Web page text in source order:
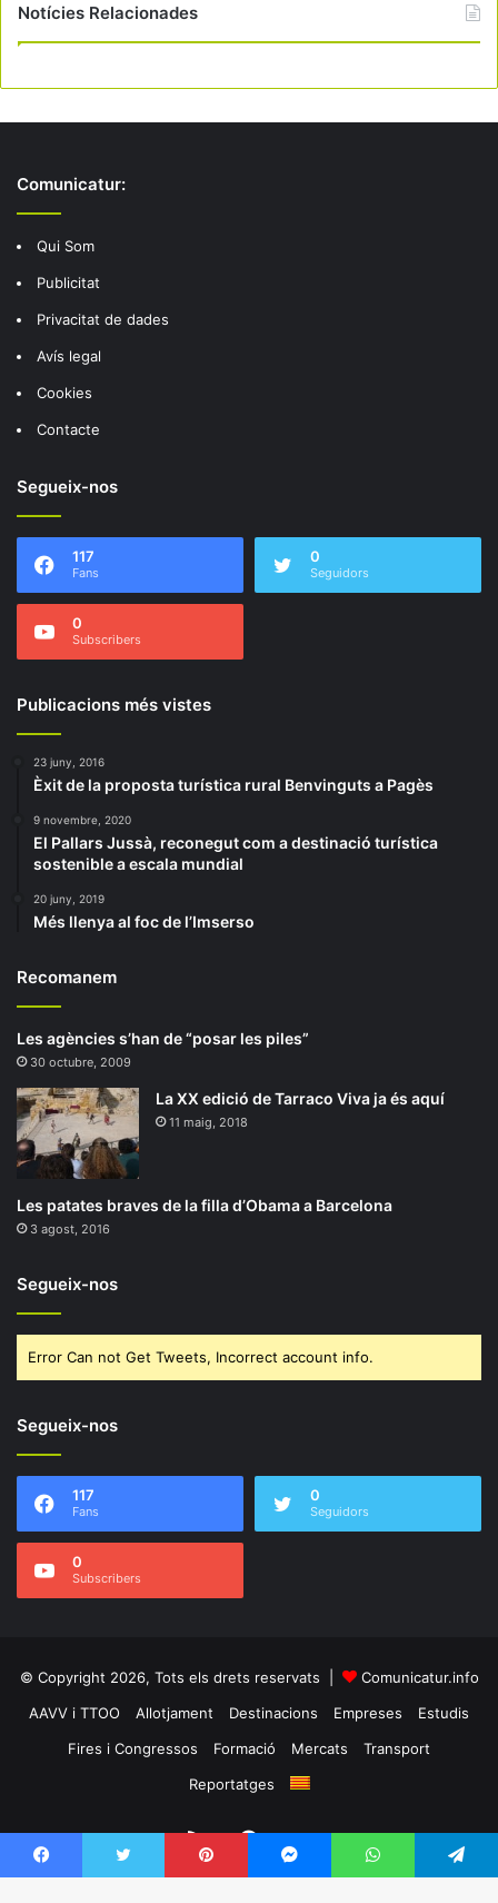
Notícies Relacionades
Comunicatur:
Qui Som
Publicitat
Privacitat de dades
Avís legal
Cookies
Contacte
Segueix-nos
117
Fans
0
Seguidors
0
Subscribers
Publicacions més vistes
23 juny, 2016
Èxit de la proposta turística rural Benvinguts a Pagès
9 novembre, 2020
El Pallars Jussà, reconegut com a destinació turística
sostenible a escala mundial
20 juny, 2019
Més llenya al foc de l’Imserso
Recomanem
Les agències s’han de “posar les piles”
30 octubre, 2009
La XX edició de Tarraco Viva ja és aquí
11 maig, 2018
Les patates braves de la filla d’Obama a Barcelona
3 agost, 2016
Segueix-nos
Error Can not Get Tweets, Incorrect account info.
Segueix-nos
117
Fans
0
Seguidors
0
Subscribers
© Copyright 2026, Tots els drets reservats |
Comunicatur.info
AAVV i TTOO
Allotjament Destinacions Empreses
Estudis
Fires i Congressos
Formació Mercats
Transport
Reportatges
RSS Facebook
Twitter
Facebook Twitter Pinterest Messenger WhatsApp Telegram